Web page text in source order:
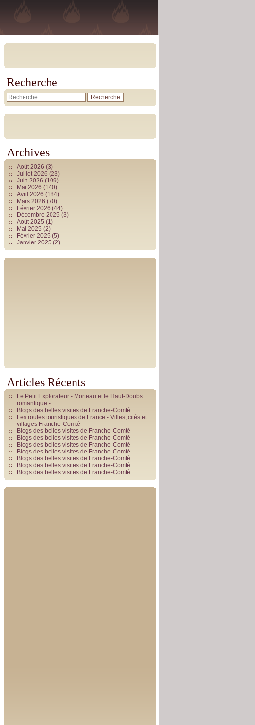
Recherche
Archives
Août 2026 (3)
Juillet 2026 (23)
Juin 2026 (109)
Mai 2026 (140)
Avril 2026 (184)
Mars 2026 (70)
Février 2026 (44)
Décembre 2025 (3)
Août 2025 (1)
Mai 2025 (2)
Février 2025 (5)
Janvier 2025 (2)
Articles Récents
Le Petit Explorateur - Morteau et le Haut-Doubs
romantique -
Blogs des belles visites de Franche-Comté
Les routes touristiques de France - Villes, cités et
villages Franche-Comté
Blogs des belles visites de Franche-Comté
Blogs des belles visites de Franche-Comté
Blogs des belles visites de Franche-Comté
Blogs des belles visites de Franche-Comté
Blogs des belles visites de Franche-Comté
Blogs des belles visites de Franche-Comté
Blogs des belles visites de Franche-Comté